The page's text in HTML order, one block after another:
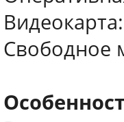
Свободное